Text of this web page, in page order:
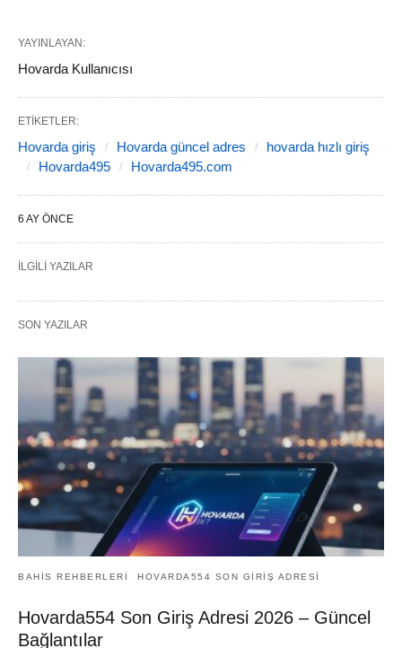
YAYINLAYAN:
Hovarda Kullanıcısı
ETIKETLER:
Hovarda giriş Hovarda güncel adres
hovarda hızlı giriş
Hovarda495
Hovarda495.com
6 AY ÖNCE
İLGILI YAZILAR
SON YAZILAR
BAHIS REHBERLERI HOVARDA554 SON GIRIŞ ADRESI
Hovarda554 Son Giriş Adresi 2026 – Güncel
Bağlantılar